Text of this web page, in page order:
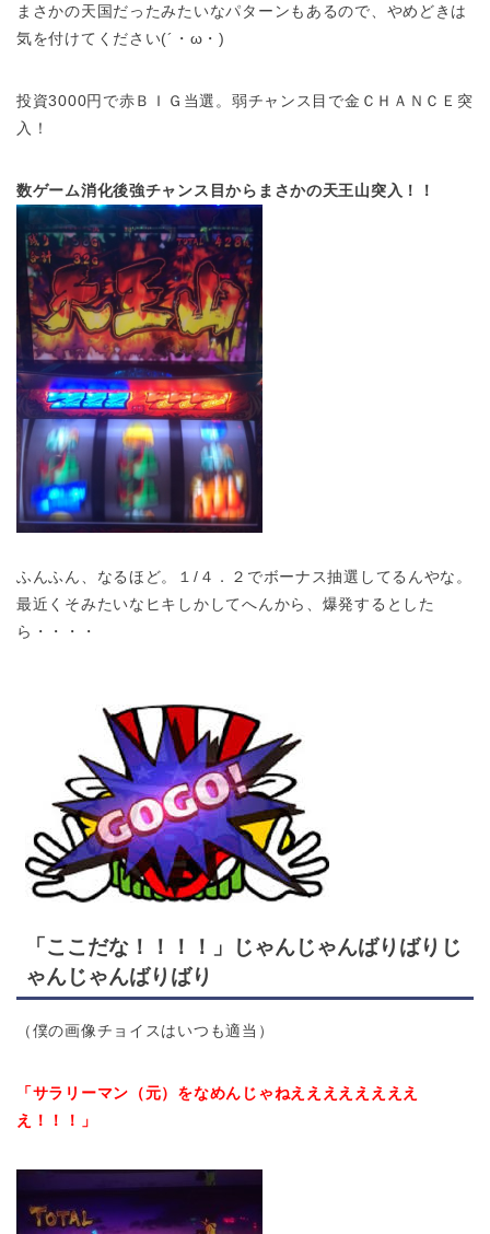
まさかの天国だったみたいなパターンもあるので、やめどきは
気を付けてください(´・ω・)
投資3000円で赤ＢＩＧ当選。弱チャンス目で金ＣＨＡＮＣＥ突
入！
数ゲーム消化後強チャンス目からまさかの天王山突入！！
ふんふん、なるほど。１/４．２でボーナス抽選してるんやな。
最近くそみたいなヒキしかしてへんから、爆発するとした
ら・・・・
「ここだな！！！！」じゃんじゃんばりばりじ
ゃんじゃんばりばり
（僕の画像チョイスはいつも適当）
「サラリーマン（元）をなめんじゃねええええええええ
え！！！」